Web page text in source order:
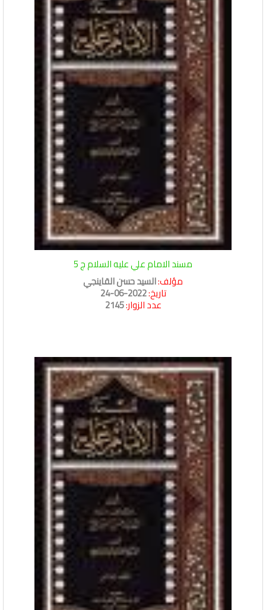
مسند الامام علي عليه السلام ج 5
مؤلف:السيد حسن القاينجي
تاريخ:2022-06-24
عدد الزوار:2145